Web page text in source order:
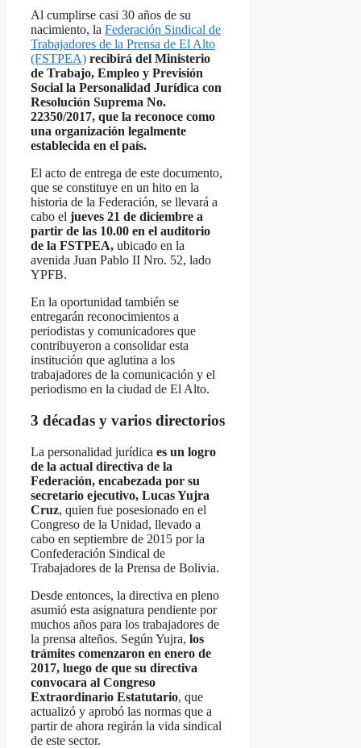
Compartir
Al cumplirse casi 30 años de su
nacimiento, la Federación Sindical de
Trabajadores de la Prensa de El Alto
(FSTPEA) recibirá del Ministerio
de Trabajo, Empleo y Previsión
Social la Personalidad Jurídica con
Resolución Suprema No.
22350/2017, que la reconoce como
una organización legalmente
establecida en el país.
El acto de entrega de este documento,
que se constituye en un hito en la
historia de la Federación, se llevará a
cabo el jueves 21 de diciembre a
partir de las 10.00 en el auditorio
de la FSTPEA, ubicado en la
avenida Juan Pablo II Nro. 52, lado
YPFB.
En la oportunidad también se
entregarán reconocimientos a
periodistas y comunicadores que
contribuyeron a consolidar esta
institución que aglutina a los
trabajadores de la comunicación y el
periodismo en la ciudad de El Alto.
3 décadas y varios directorios
La personalidad jurídica es un logro
de la actual directiva de la
Federación, encabezada por su
secretario ejecutivo, Lucas Yujra
Cruz, quien fue posesionado en el
Congreso de la Unidad, llevado a
cabo en septiembre de 2015 por la
Confederación Sindical de
Trabajadores de la Prensa de Bolivia.
Desde entonces, la directiva en pleno
asumió esta asignatura pendiente por
muchos años para los trabajadores de
la prensa alteños. Según Yujra, los
trámites comenzaron en enero de
2017, luego de que su directiva
convocara al Congreso
Extraordinario Estatutario, que
actualizó y aprobó las normas que a
partir de ahora regirán la vida sindical
de este sector.